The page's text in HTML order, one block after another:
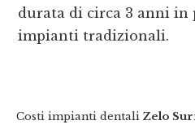
durata di circa 3 anni
impianti tradizionali.
Costi impianti dentali Zelo